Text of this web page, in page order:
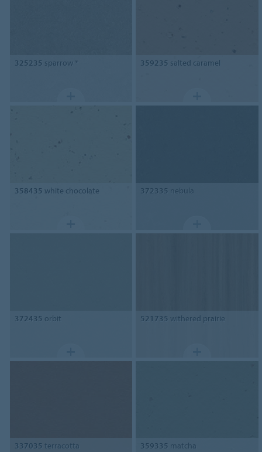
325235 sparrow * 359235 salted caramel
358435 white chocolate 372335 nebula
372435 orbit 521735 withered prairie
337035 terracotta 359335 matcha